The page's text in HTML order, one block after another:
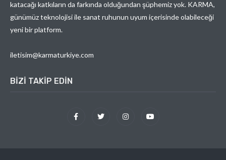
katacağı katkıların da farkında olduğundan şüphemiz yok. KARMA,
günümüz teknolojisi ile sanat ruhunun uyum içerisinde olabileceği
yeni bir platform.
iletisim@karmaturkiye.com
BIZI TAKIP EDIN